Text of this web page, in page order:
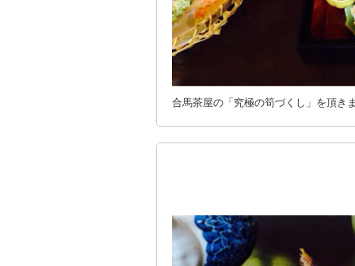
合馬茶屋の「究極の筍づくし」を頂き